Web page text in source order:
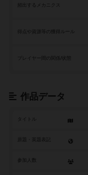
頻出するメカニクス
プレイヤー間の関係/状態
作品データ
タイトル
参加人数